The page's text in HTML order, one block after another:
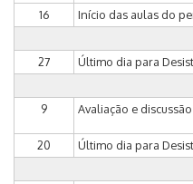
16
Início das aulas do
27 Último dia para
9 Avaliação e
20 Último dia para